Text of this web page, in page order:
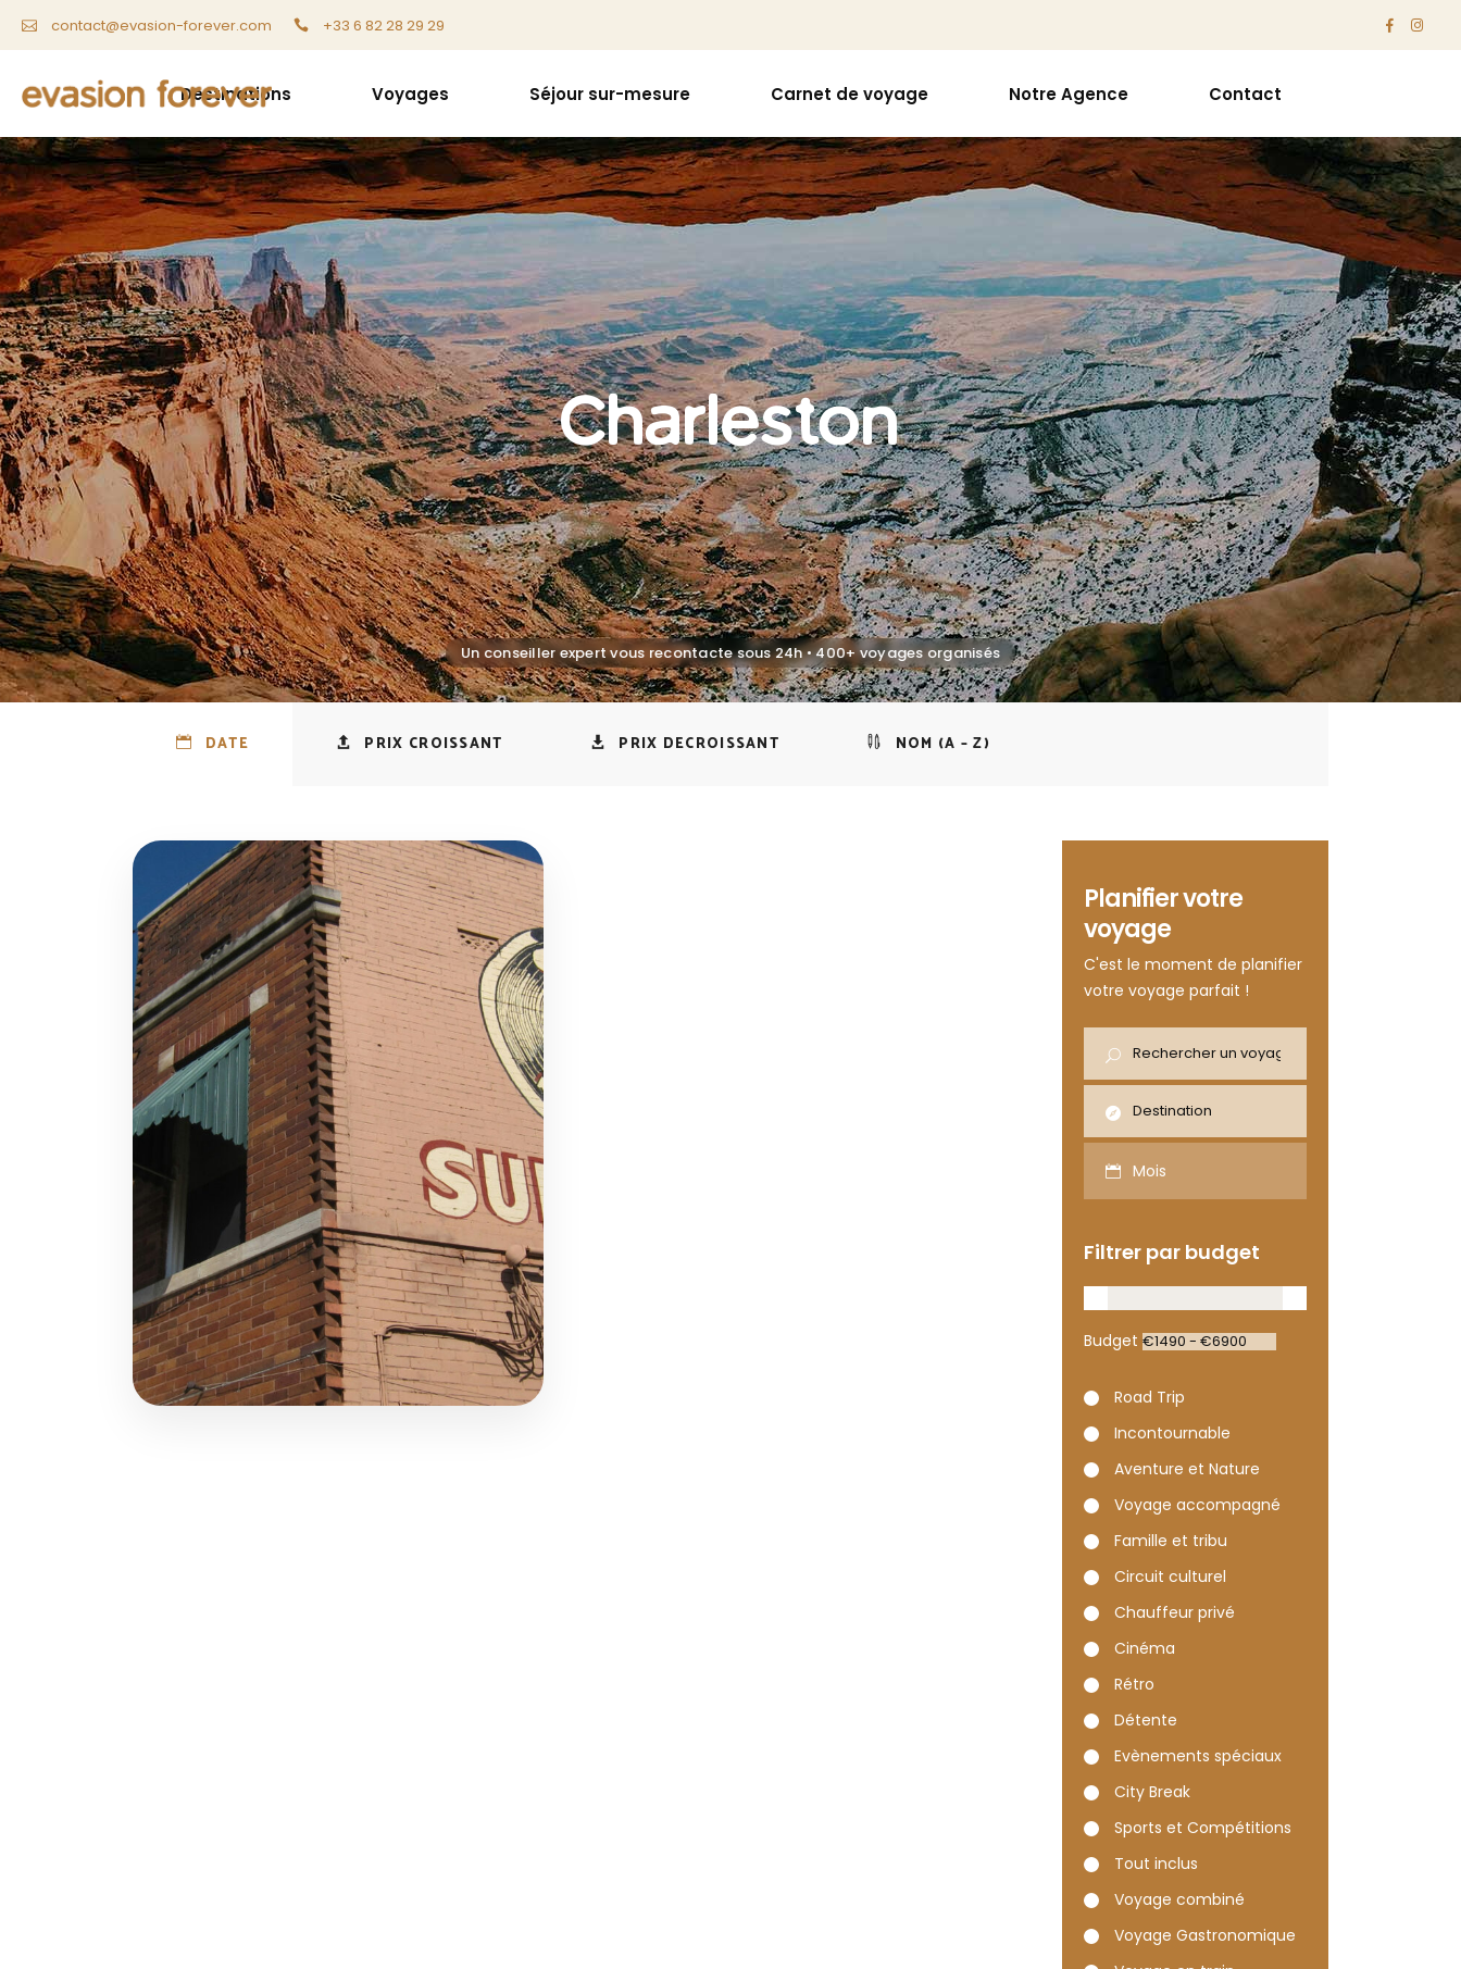
contact@evasion-forever.com +33 6 82 28 29 29
Destinations Voyages Séjour sur-mesure Carnet de voyage Notre Agence Contact
Charleston
DATE PRIX CROISSANT PRIX DECROISSANT NOM (A – Z)
Planifier votre
voyage
C'est le moment de planifier
votre voyage parfait !
Mois
Filtrer par budget
Budget
Road Trip
Incontournable
Aventure et Nature
Voyage accompagné
Famille et tribu
Circuit culturel
Chauffeur privé
Cinéma
Rétro
Détente
Evènements spéciaux
City Break
Sports et Compétitions
Tout inclus
Voyage combiné
Voyage Gastronomique